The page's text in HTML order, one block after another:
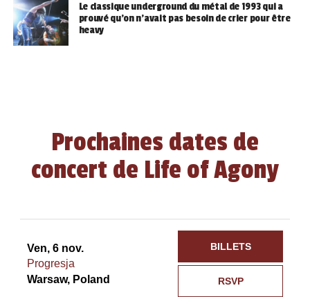
Le classique underground du métal de 1993 qui a
prouvé qu’on n’avait pas besoin de crier pour être
heavy
Prochaines dates de
concert de Life of Agony
Ven, 6 nov.
Progresja
Warsaw, Poland
RSVP
BILLETS